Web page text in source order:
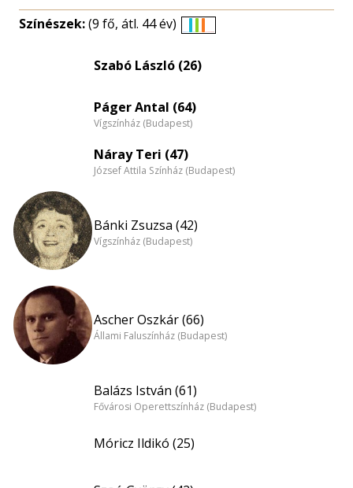
Színészek:(9 fő, átl. 44 év)
eloszlás
Szabó László (26)
Páger Antal (64)
Vígszínház (Budapest)
Náray Teri (47)
József Attila Színház (Budapest)
Bánki Zsuzsa (42)
Vígszínház (Budapest)
Ascher Oszkár (66)
Állami Faluszínház (Budapest)
Balázs István (61)
Fővárosi Operettszínház (Budapest)
Móricz Ildikó (25)